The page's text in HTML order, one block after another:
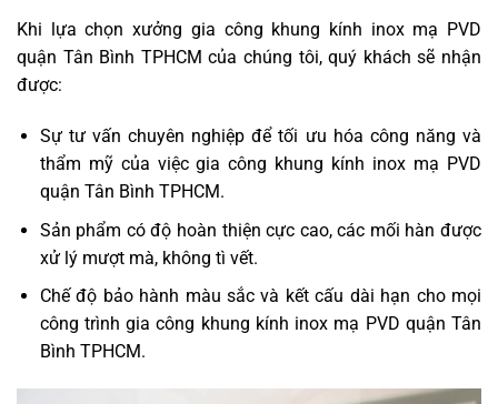
Khi lựa chọn xưởng gia công khung kính inox mạ PVD
quận Tân Bình TPHCM của chúng tôi, quý khách sẽ nhận
được:
Sự tư vấn chuyên nghiệp để tối ưu hóa công năng và
thẩm mỹ của việc gia công khung kính inox mạ PVD
quận Tân Bình TPHCM.
Sản phẩm có độ hoàn thiện cực cao, các mối hàn được
xử lý mượt mà, không tì vết.
Chế độ bảo hành màu sắc và kết cấu dài hạn cho mọi
công trình gia công khung kính inox mạ PVD quận Tân
Bình TPHCM.